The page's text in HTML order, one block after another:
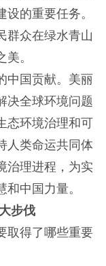
的重要任务。
群众在绿水青山
。
国贡献。美丽
决全球环境问题
态环境治理和可
人类命运共同体
治理进程，为实
中国力量。
步伐
取得了哪些重要